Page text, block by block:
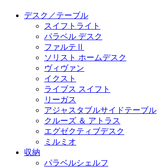
デスク／テーブル
スイフトライト
パラベル デスク
ファルテⅡ
ソリスト ホームデスク
ヴィヴァン
イクスト
ライブス スイフト
リーガス
アジャスタブルサイドテーブル
クルーズ ＆ アトラス
エグゼクティブデスク
ミルミオ
収納
パラベルシェルフ